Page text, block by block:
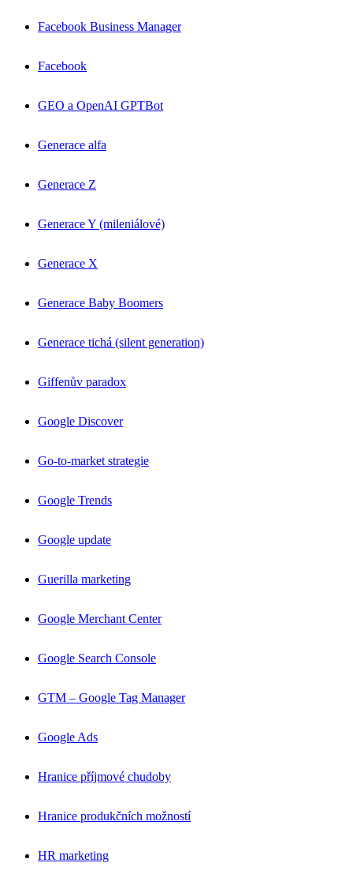
Facebook Business Manager
Facebook
GEO a OpenAI GPTBot
Generace alfa
Generace Z
Generace Y (mileniálové)
Generace X
Generace Baby Boomers
Generace tichá (silent generation)
Giffenův paradox
Google Discover
Go-to-market strategie
Google Trends
Google update
Guerilla marketing
Google Merchant Center
Google Search Console
GTM – Google Tag Manager
Google Ads
Hranice příjmové chudoby
Hranice produkčních možností
HR marketing